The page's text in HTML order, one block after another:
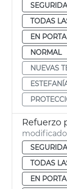
TODAS
EN
NORMAL
NUEVAS
Refuerzo
TODAS
EN